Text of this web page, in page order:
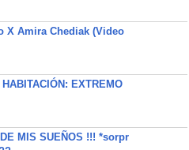
X Amira Chediak (Video
EXTREMO
MIS SUEÑOS !!! *sorpr